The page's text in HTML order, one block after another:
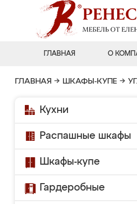
ГЛАВНАЯ О
ГЛАВНАЯ → ШКАФЫ-КУПЕ →
Кухни
Распашные шкафы
Шкафы-купе
Гардеробные